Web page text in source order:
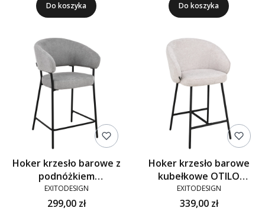
Do koszyka Do koszyka
Hoker krzesło barowe z
podnóżkiem
tapicerowane NIKO
szare 920-10
EXITODESIGN
299,00 zł
Hoker krzesło barowe
kubełkowe OTILO
tkanina beżowe 920-01
EXITODESIGN
339,00 zł